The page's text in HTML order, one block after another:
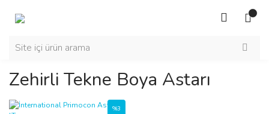
Zehirli Tekne Boya Astarı
%3